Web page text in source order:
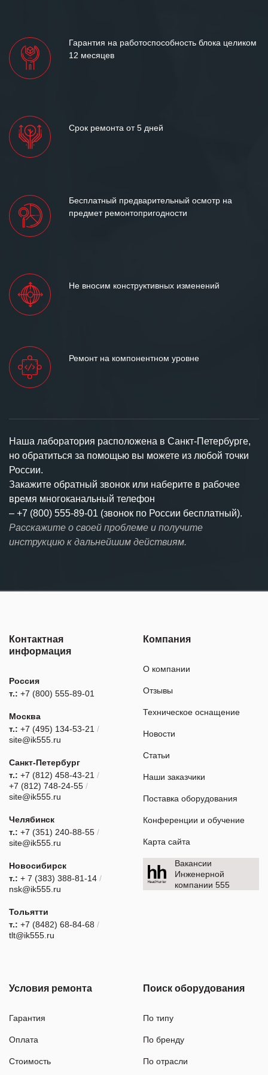
Гарантия на работоспособность блока целиком
12 месяцев
Срок ремонта от 5 дней
Бесплатный предварительный осмотр на
предмет ремонтопригодности
Не вносим конструктивных изменений
Ремонт на компонентном уровне
Наша лаборатория расположена в Санкт-Петербурге,
но обратиться за помощью вы можете из любой точки
России.
Закажите обратный звонок или наберите в рабочее
время многоканальный телефон
– +7 (800) 555-89-01 (звонок по России бесплатный).
Расскажите о своей проблеме и получите
инструкцию к дальнейшим действиям.
Контактная
информация
Россия
т.: +7 (800) 555-89-01
Москва
т.: +7 (495) 134-53-21 /
site@ik555.ru
Санкт-Петербург
т.: +7 (812) 458-43-21 /
+7 (812) 748-24-55 /
site@ik555.ru
Челябинск
т.: +7 (351) 240-88-55 /
site@ik555.ru
Новосибирск
т.: + 7 (383) 388-81-14 /
nsk@ik555.ru
Тольятти
т.: +7 (8482) 68-84-68 /
tlt@ik555.ru
Компания
О компании
Отзывы
Техническое оснащение
Новости
Статьи
Наши заказчики
Поставка оборудования
Конференции и обучение
Карта сайта
Вакансии
Инженерной
компании 555
Условия ремонта
Гарантия
Оплата
Стоимость
Поиск оборудования
По типу
По бренду
По отрасли